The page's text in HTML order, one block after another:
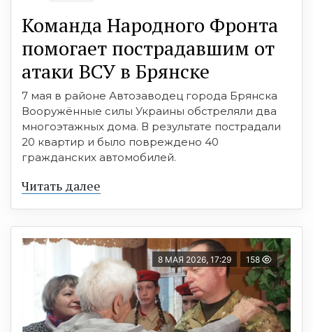
Команда Народного Фронта
помогает пострадавшим от
атаки ВСУ в Брянске
7 мая в районе Автозаводец города Брянска
Вооружённые силы Украины обстреляли два
многоэтажных дома. В результате пострадали
20 квартир и было повреждено 40
гражданских автомобилей.
Читать далее
8 МАЯ 2026, 17:29 158